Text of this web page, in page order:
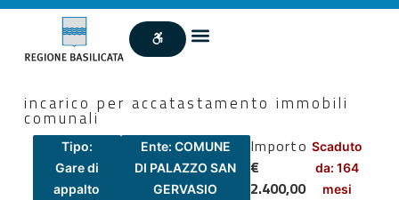
incarico per accatastamento immobili
comunali
Tipo:
Gare di
appalto
Ente: COMUNE
DI PALAZZO SAN
GERVASIO
Importo
€
2.400,00
Scaduto
da: 164
mesi